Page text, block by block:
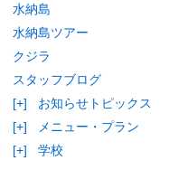
水納島
水納島ツアー
クジラ
スタッフブログ
[+]
お知らせトピックス
[+]
メニュー・プラン
[+]
学校